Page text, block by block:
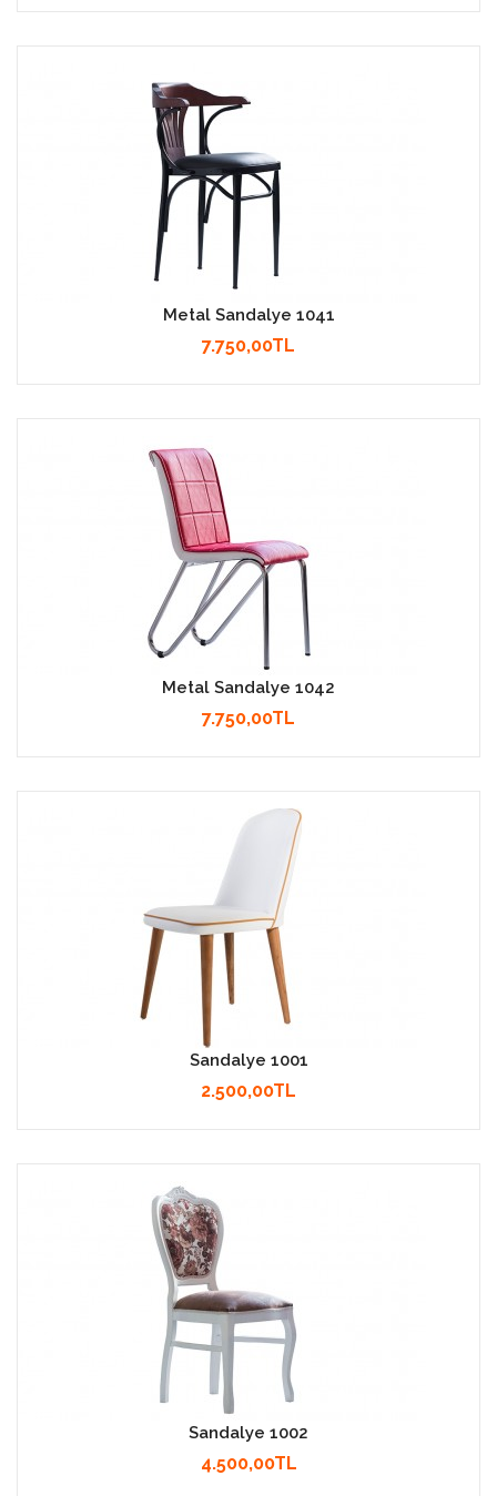
Metal Sandalye 1041
7.750,00TL
Metal Sandalye 1042
7.750,00TL
Sandalye 1001
2.500,00TL
Sandalye 1002
4.500,00TL